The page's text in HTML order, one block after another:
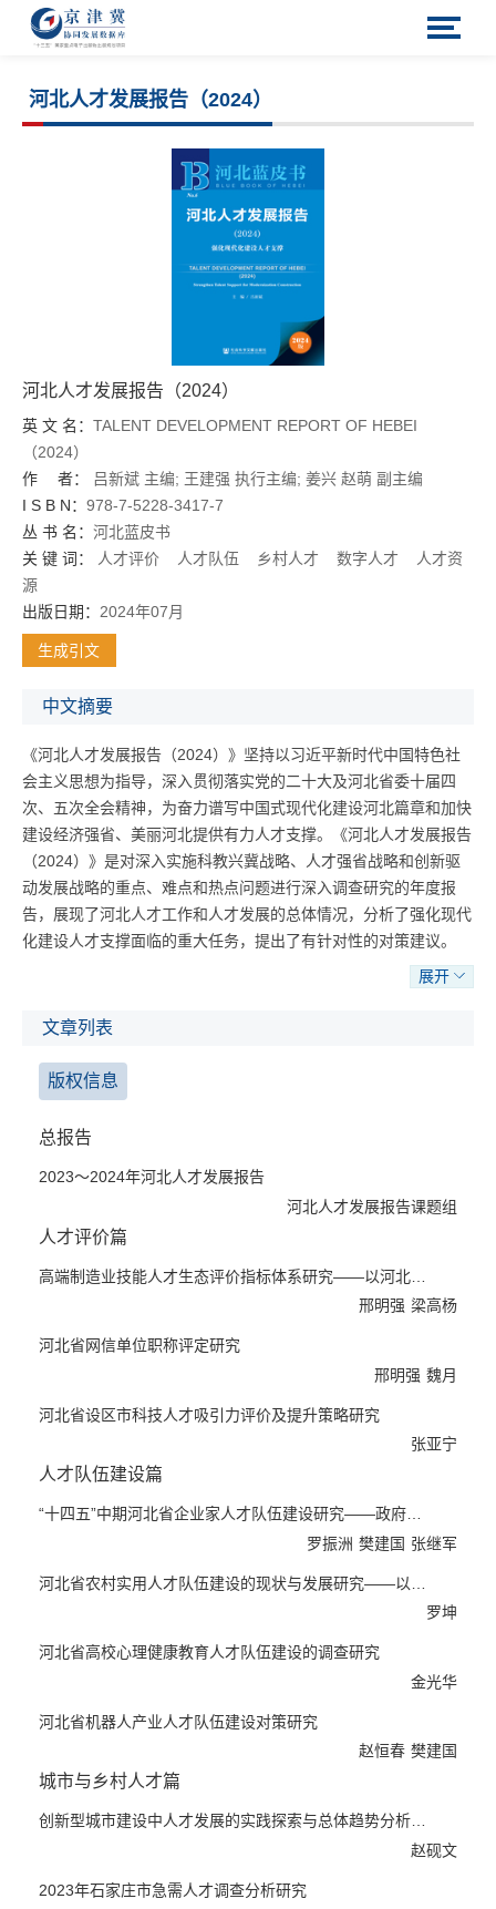
河北人才发展报告（2024）
河北人才发展报告（2024）
英 文 名： TALENT DEVELOPMENT REPORT OF HEBEI
（2024）
作 者：
吕新斌 主编; 王建强 执行主编; 姜兴 赵萌 副主编
I S B N： 978-7-5228-3417-7
丛 书 名： 河北蓝皮书
关 键 词：
人才评价 人才队伍 乡村人才 数字人才
人才资
源
出版日期： 2024年07月
生成引文
中文摘要
《河北人才发展报告（2024）》坚持以习近平新时代中国特色社
会主义思想为指导，深入贯彻落实党的二十大及河北省委十届四
次、五次全会精神，为奋力谱写中国式现代化建设河北篇章和加快
建设经济强省、美丽河北提供有力人才支撑。《河北人才发展报告
（2024）》是对深入实施科教兴冀战略、人才强省战略和创新驱
动发展战略的重点、难点和热点问题进行深入调查研究的年度报
告，展现了河北人才工作和人才发展的总体情况，分析了强化现代
化建设人才支撑面临的重大任务，提出了有针对性的对策建议。
2023年，河北省各级各部门深入学习贯彻习近平总书记重要指示
精神和党中央决策部署，牢牢把握培养造就大批德才兼备的高素质
人才这个国家和民族长远发展的根本大计，深入实施人才强冀战
新人才，努力培养造就了一大批科技领军人才、创新团队、青年科
技人才、卓越工程师、大国工匠和高技能人才，助力经济社会高质
量发展。同时，河北省人才工作面临高层次创新创业人才、高技能
年，河北省要牢牢把握高质量发展这个首要任务，围绕实施重大国
家战略强化人才保障，抓好京津冀协同创新共同体建设，促进创新
人才自由流动、创新资源充分共享，围绕发展新质生产力建强人才
展创新大赛和职业技能竞赛，培养更多能工巧匠、大国工匠。要围
绕激发创新创造活力优化人才环境，创新人才评价和收益分配方
式，让各类优秀人才及创新成果脱颖而出，在全社会形成“四尊”氛
家学者撰写，包括1篇总报告和17篇专题报告。对2023年河北人才
工作取得的新成效进行全面、系统研究。对人才评价、人才队伍建
设、城市与乡村人才、数字人才、年度热点等进行专题研究。总报
提出了推进人才工作高质量发展的对策建议。人才评价篇由3篇研
究报告组成，从技能人才、网信单位职称评定、设区市人才吸引力
等角度阐述了人才评价现状、提出了相应的对策建议。人才队伍建
设篇由4篇研究报告组成，分析了企业家人才、农村实用人才、高
及不足，并提出了具体建议。城市与乡村人才篇由4篇研究报告组
成，围绕创新型城市建设中的人才发展、石家庄市急需人才培育、
乡村人才振兴、新乡贤助力乡村人才振兴实践路径总结现状、指出
提出对策建议。年度热点篇由3篇研究报告组成，分析了新时代背
景下正定“人才九条”对河北省的现实启迪、新业态灵活就业者劳动
权益保障面临的突出制约、环首都地区医养结合康养产业创新发展
展开
文章列表
版权信息
总报告
河北人才发展报告课题组
2023～2024年河北人才发展报告
人才评价篇
邢明强 梁高杨
邢明强 魏月
河北省网信单位职称评定研究
张亚宁
河北省设区市科技人才吸引力评价及提升策略研究
人才队伍建设篇
罗振洲 樊建国 张继军
罗坤
金光华
河北省高校心理健康教育人才队伍建设的调查研究
赵恒春 樊建国
河北省机器人产业人才队伍建设对策研究
城市与乡村人才篇
赵砚文
2023年石家庄市急需人才调查分析研究